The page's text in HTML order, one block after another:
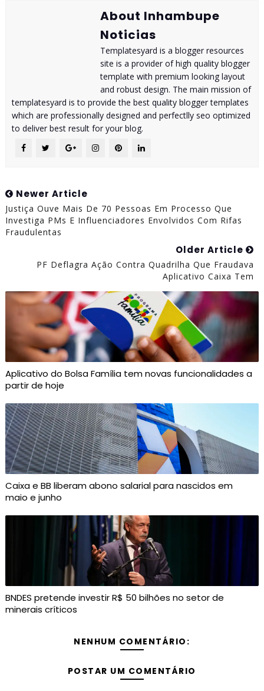
About Inhambupe
Noticias
Templatesyard is a blogger resources
site is a provider of high quality blogger
template with premium looking layout
and robust design. The main mission of
templatesyard is to provide the best quality blogger templates
which are professionally designed and perfectlly seo optimized
to deliver best result for your blog.
Newer Article
Justiça Ouve Mais De 70 Pessoas Em Processo Que
Investiga PMs E Influenciadores Envolvidos Com Rifas
Fraudulentas
Older Article
PF Deflagra Ação Contra Quadrilha Que Fraudava
Aplicativo Caixa Tem
Aplicativo do Bolsa Família tem novas funcionalidades a
partir de hoje
Caixa e BB liberam abono salarial para nascidos em
maio e junho
BNDES pretende investir R$ 50 bilhões no setor de
minerais críticos
NENHUM COMENTÁRIO:
POSTAR UM COMENTÁRIO